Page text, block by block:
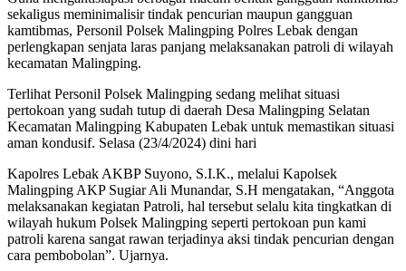
sekaligus meminimalisir tindak pencurian maupun gangguan
kamtibmas, Personil Polsek Malingping Polres Lebak dengan
perlengkapan senjata laras panjang melaksanakan patroli di wilayah
kecamatan Malingping.
Terlihat Personil Polsek Malingping sedang melihat situasi
pertokoan yang sudah tutup di daerah Desa Malingping Selatan
Kecamatan Malingping Kabupaten Lebak untuk memastikan situasi
aman kondusif. Selasa (23/4/2024) dini hari
Kapolres Lebak AKBP Suyono, S.I.K., melalui Kapolsek
Malingping AKP Sugiar Ali Munandar, S.H mengatakan, “Anggota
melaksanakan kegiatan Patroli, hal tersebut selalu kita tingkatkan di
wilayah hukum Polsek Malingping seperti pertokoan pun kami
patroli karena sangat rawan terjadinya aksi tindak pencurian dengan
cara pembobolan”. Ujarnya.